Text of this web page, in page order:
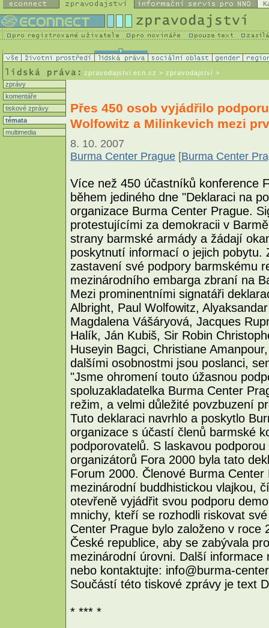
zpravodajstvi.ecn.cz > zpravodajství >
zprávy
komentáře
tiskové zprávy
témata
multimedia
Přes 450 osob vyjádřilo
Wolfowitz a Milinkevich mezi
8. 10. 2007
Burma Center Prague [Burma Center
Více než 450 účastníků konference
během jediného dne "Deklaraci na
organizace Burma Center Prague.
protestujícími za demokracii v
strany barmské armády a žádají
poskytnutí informací o jejich
zastavení své podpory barmskému
mezinárodního embarga zbraní na
Mezi prominentními signatáři
Albright, Paul Wolfowitz,
Magdalena Vášáryová, Jacques
Halík, Ján Kubiš, Sir Robin
Huseyin Bagci, Christiane
dalšími osobnostmi jsou poslanci,
"Jsme ohromení touto úžasnou
spoluzakladatelka Burma Center
režim, a velmi důležité povzbuzení
Tuto deklaraci navrhlo a poskytlo
organizace s účastí členů barmské
podporovatelů. S laskavou
organizátorů Fora 2000 byla tato
Forum 2000. Členové Burma
mezinárodní buddhistickou vlajkou,
otevřeně vyjádřit svou podporu
mnichy, kteří se rozhodli riskovat
Center Prague bylo založeno v roce
České republice, aby se zabývala
mezinárodní úrovni. Další
nebo kontaktujte: info@burma-
Součástí této tiskové zprávy je text
* *** *